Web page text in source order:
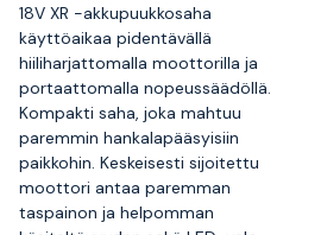
18V XR -akkupuukkosaha
käyttöaikaa pidentävällä
hiiliharjattomalla moottorilla ja
portaattomalla nopeussäädöllä.
Kompakti saha, joka mahtuu
paremmin hankalapääsyisiin
paikkohin. Keskeisesti sijoitettu
moottori antaa paremman
taspainon ja helpomman